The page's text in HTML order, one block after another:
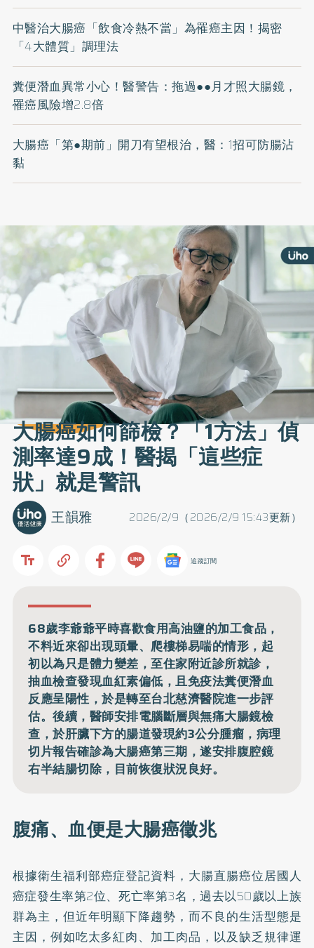
中醫治大腸癌「飲食冷熱不當」為罹癌主因！揭密
「4大體質」調理法
糞便潛血異常小心！醫警告：拖過●●月才照大腸鏡，
罹癌風險增2.8倍
大腸癌「第●期前」開刀有望根治，醫：1招可防腸沾
黏
大腸癌如何篩檢？「1方法」偵
測率達9成！醫揭「這些症
狀」就是警訊
2026/2/9（2026/2/9 15:43更新）
王韻雅
追蹤訂閱
68歲李爺爺平時喜歡食用高油鹽的加工食品，
不料近來卻出現頭暈、爬樓梯易喘的情形，起
初以為只是體力變差，至住家附近診所就診，
抽血檢查發現血紅素偏低，且免疫法糞便潛血
反應呈陽性，於是轉至台北慈濟醫院進一步評
估。後續，醫師安排電腦斷層與無痛大腸鏡檢
查，於肝臟下方的腸道發現約3公分腫瘤，病理
切片報告確診為大腸癌第三期，遂安排腹腔鏡
右半結腸切除，目前恢復狀況良好。
腹痛、血便是大腸癌徵兆
根據衛生福利部癌症登記資料 ，大腸直腸癌位居國人
癌症發生率第2位、死亡率第3名，過去以50歲以上族
群為主，但近年明顯下降趨勢，而不良的生活型態是
主因，例如吃太多紅肉、加工肉品，以及缺乏規律運